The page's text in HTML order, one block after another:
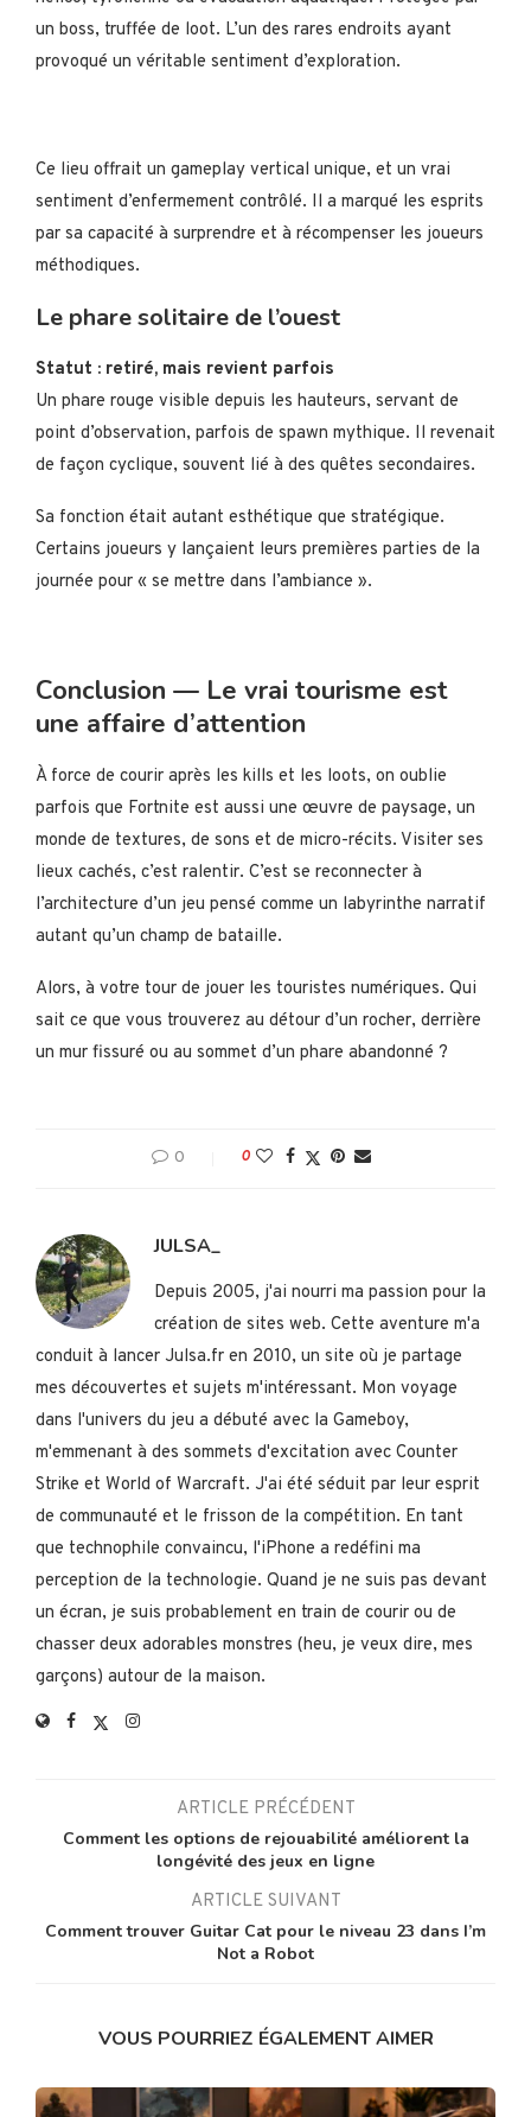
un boss, truffée de loot. L’un des rares endroits ayant
provoqué un véritable sentiment d’exploration.
Ce lieu offrait un gameplay vertical unique, et un vrai
sentiment d’enfermement contrôlé. Il a marqué les esprits
par sa capacité à surprendre et à récompenser les joueurs
méthodiques.
Le phare solitaire de l’ouest
Statut : retiré, mais revient parfois
Un phare rouge visible depuis les hauteurs, servant de
point d’observation, parfois de spawn mythique. Il revenait
de façon cyclique, souvent lié à des quêtes secondaires.
Sa fonction était autant esthétique que stratégique.
Certains joueurs y lançaient leurs premières parties de la
journée pour « se mettre dans l’ambiance ».
Conclusion — Le vrai tourisme est
une affaire d’attention
À force de courir après les kills et les loots, on oublie
parfois que Fortnite est aussi une œuvre de paysage, un
monde de textures, de sons et de micro-récits. Visiter ses
lieux cachés, c’est ralentir. C’est se reconnecter à
l’architecture d’un jeu pensé comme un labyrinthe narratif
autant qu’un champ de bataille.
Alors, à votre tour de jouer les touristes numériques. Qui
sait ce que vous trouverez au détour d’un rocher, derrière
un mur fissuré ou au sommet d’un phare abandonné ?
0 0
JULSA_
Depuis 2005, j'ai nourri ma passion pour la
création de sites web. Cette aventure m'a
conduit à lancer Julsa.fr en 2010, un site où je partage
mes découvertes et sujets m'intéressant. Mon voyage
dans l'univers du jeu a débuté avec la Gameboy,
m'emmenant à des sommets d'excitation avec Counter
Strike et World of Warcraft. J'ai été séduit par leur esprit
de communauté et le frisson de la compétition. En tant
que technophile convaincu, l'iPhone a redéfini ma
perception de la technologie. Quand je ne suis pas devant
un écran, je suis probablement en train de courir ou de
chasser deux adorables monstres (heu, je veux dire, mes
garçons) autour de la maison.
ARTICLE PRÉCÉDENT
Comment les options de rejouabilité améliorent la
longévité des jeux en ligne
ARTICLE SUIVANT
Comment trouver Guitar Cat pour le niveau 23 dans I’m
Not a Robot
VOUS POURRIEZ ÉGALEMENT AIMER